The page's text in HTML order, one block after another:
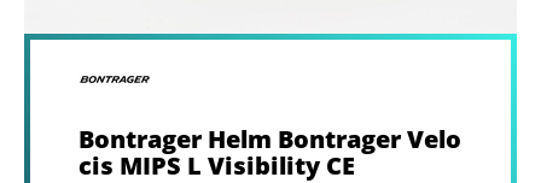
Bontrager Helm Bontrager Velo
cis MIPS L Visibility CE